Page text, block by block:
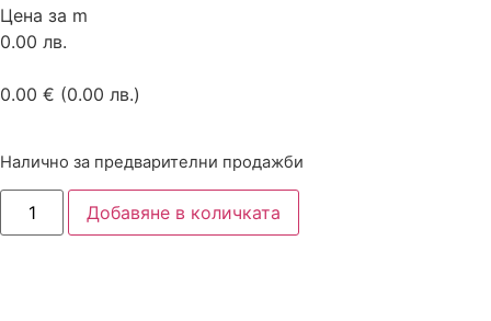
Цена за m
0.00 лв.
0.00 € (0.00 лв.)
Налично за предварителни продажби
Добавяне в количката